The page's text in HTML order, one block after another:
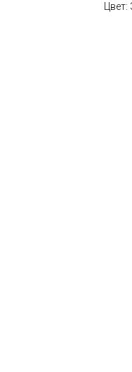
Цвет: